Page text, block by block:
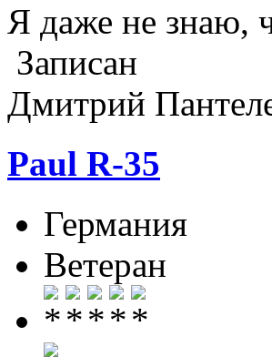
Я даже не знаю,
Записан
Дмитрий
Paul R-35
Германия
Ветеран